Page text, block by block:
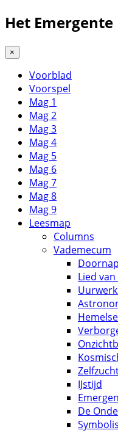
Het
×
Voorblad
Voorspel
Mag 1
Mag 2
Mag 3
Mag 4
Mag 5
Mag 6
Mag 7
Mag 8
Mag 9
Leesmap
Columns
Vademecum
Lied
IJstijd
De